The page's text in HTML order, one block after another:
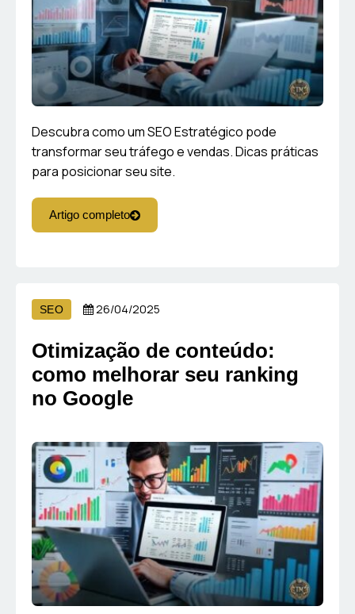
Descubra como um SEO Estratégico pode
transformar seu tráfego e vendas. Dicas práticas
para posicionar seu site.
Artigo completo
SEO 26/04/2025
Otimização de conteúdo:
como melhorar seu ranking
no Google